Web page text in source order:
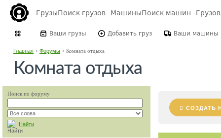
ГрузыПоиск грузов МашиныПоиск машин
Ваши грузы Добавить груз Ваши машины
Комната отдыха
Главная > Форумы > Комната отдыха
Поиск по форуму
Найти
СОЗДАТЬ